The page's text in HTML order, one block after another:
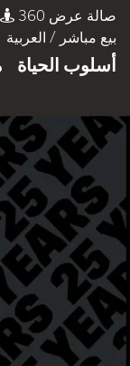
صالة عرض 360
بيع مباشر / العربية
أسلوب الحياة